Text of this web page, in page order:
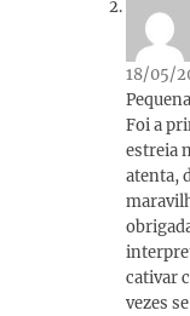
18/05/
Foi a
estreia
atenta,
cativar
vezes